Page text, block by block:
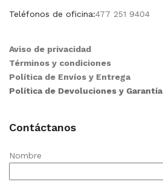
Teléfonos de oficina:477 251 9404
Aviso de privacidad
Términos y condiciones
Política de Envíos y Entrega
Política de Devoluciones y Garantía
Contáctanos
Nombre